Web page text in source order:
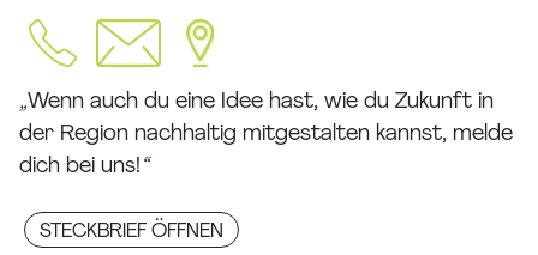
„Wenn auch du eine Idee hast, wie du Zukunft in
der Region nachhaltig mitgestalten kannst, melde
dich bei uns! “
STECKBRIEF ÖFFNEN